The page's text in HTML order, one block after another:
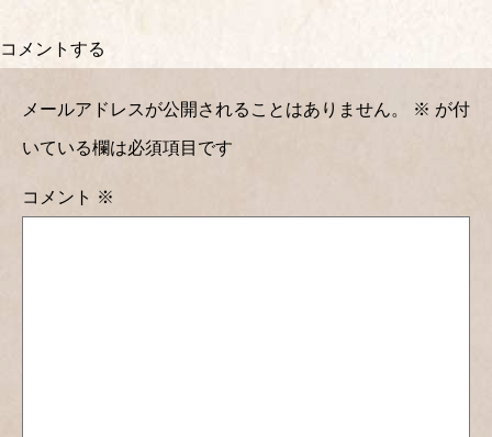
コメントする
メールアドレスが公開されることはありません。 ※ が付
いている欄は必須項目です
コメント ※